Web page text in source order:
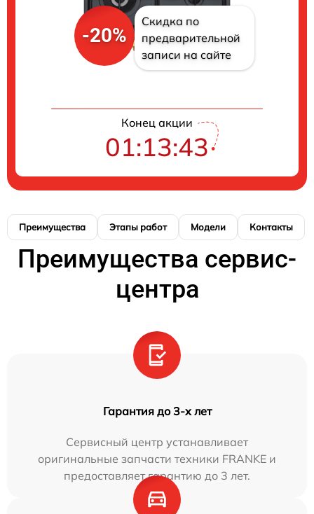
-20%
Скидка по
предварительной
записи на сайте
Конец акции
01:13:42
Преимущества Этапы работ Модели Контакты
Преимущества сервис-
центра
Гарантия до 3-х лет
Сервисный центр устанавливает
оригинальные запчасти техники FRANKE и
предоставляет гарантию до 3 лет.